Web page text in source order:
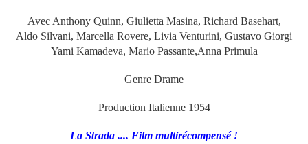
Avec Anthony Quinn, Giulietta Masina, Richard Basehart,
Aldo Silvani, Marcella Rovere, Livia Venturini, Gustavo Giorgi
Yami Kamadeva, Mario Passante,Anna Primula
Genre Drame
Production Italienne 1954
La Strada .... Film multirécompensé !